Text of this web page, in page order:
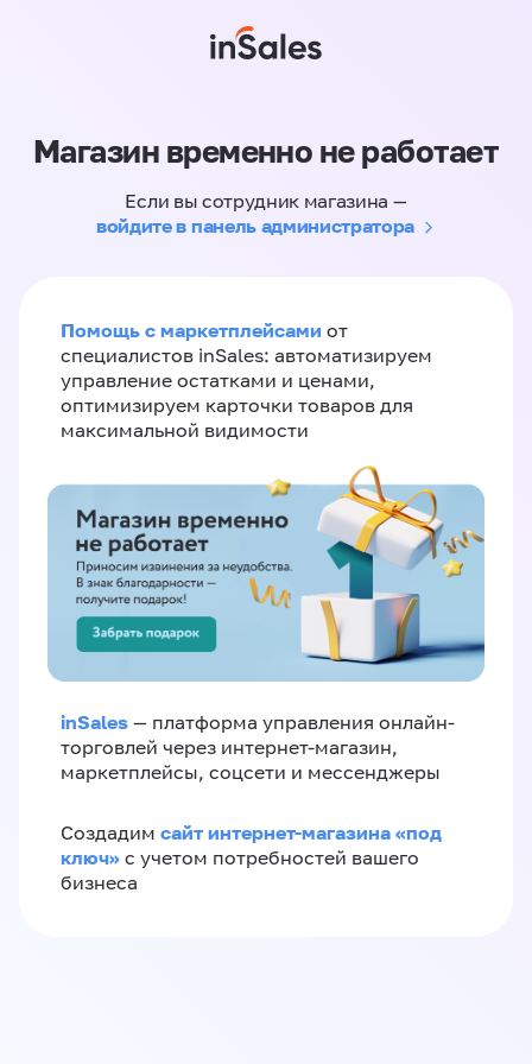
Магазин временно не работает
Если вы сотрудник магазина —
войдите в панель администратора
Помощь с маркетплейсами от
специалистов inSales: автоматизируем
управление остатками и ценами,
оптимизируем карточки товаров для
максимальной видимости
inSales — платформа управления онлайн-
торговлей через интернет-магазин,
маркетплейсы, соцсети и мессенджеры
Создадим сайт интернет-магазина «под
ключ» с учетом потребностей вашего
бизнеса